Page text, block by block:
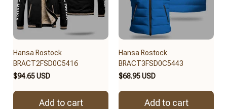
Hansa Rostock
BRACT2FSD0C5416
$94.65 USD
Add to cart
Hansa Rostock
BRACT3FSD0C5443
$68.95 USD
Add to cart